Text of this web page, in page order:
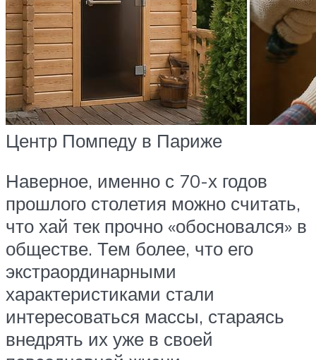
Центр Помпеду в Париже
Наверное, именно с 70-х годов
прошлого столетия можно считать,
что хай тек прочно «обосновался» в
обществе. Тем более, что его
экстраординарными
характеристиками стали
интересоваться массы, стараясь
внедрять их уже в своей